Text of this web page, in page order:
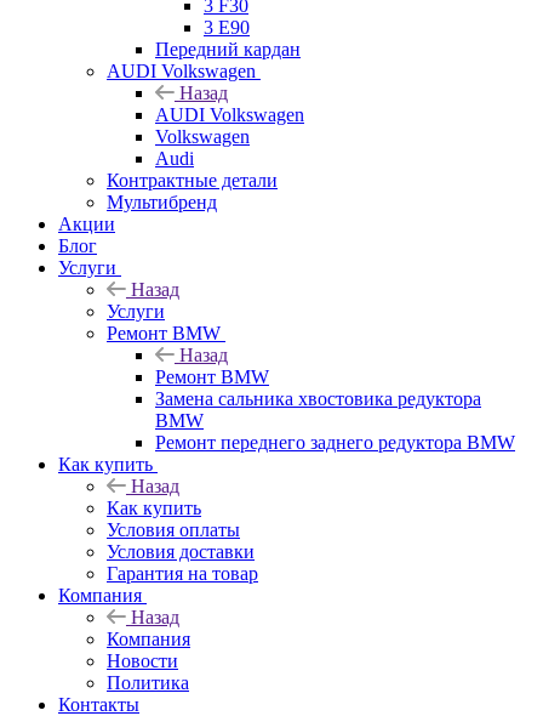
3 F30
3 E90
Передний кардан
AUDI Volkswagen
Назад
AUDI Volkswagen
Volkswagen
Audi
Контрактные детали
Мультибренд
Акции
Блог
Услуги
Назад
Услуги
Ремонт BMW
Назад
Ремонт BMW
Замена сальника хвостовика редуктора
BMW
Ремонт переднего заднего редуктора BMW
Как купить
Назад
Как купить
Условия оплаты
Условия доставки
Гарантия на товар
Компания
Назад
Компания
Новости
Политика
Контакты